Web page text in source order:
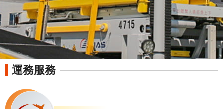
運務服務